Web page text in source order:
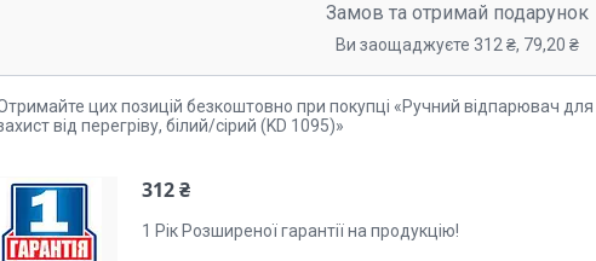
Замов та отримай подарунок
Ви заощаджуєте 312 ₴, 79,20 ₴
цих позицій безкоштовно при покупці «Ручний відпарювач
від перегріву, білий/сірий (KD 1095)»
312 ₴
1 Рік Розширеної гарантії на продукцію!